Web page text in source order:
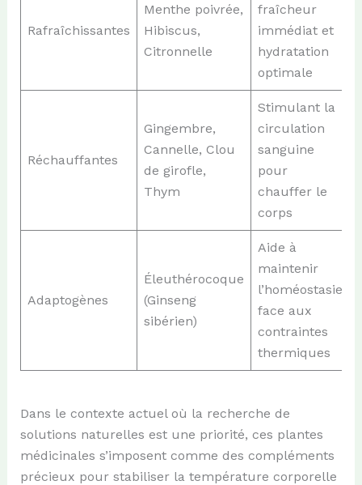
Rafraîchissantes
Menthe poivrée,
Hibiscus,
Citronnelle
fraîcheur
immédiat et
hydratation
optimale
Réchauffantes
Gingembre,
Cannelle, Clou
de girofle,
Thym
Stimulant la
circulation
sanguine
pour
chauffer le
corps
Adaptogènes
Éleuthérocoque
(Ginseng
sibérien)
Aide à
maintenir
l’homéostasie
face aux
contraintes
thermiques
Dans le contexte actuel où la recherche de
solutions naturelles est une priorité, ces plantes
médicinales s’imposent comme des compléments
précieux pour stabiliser la température corporelle